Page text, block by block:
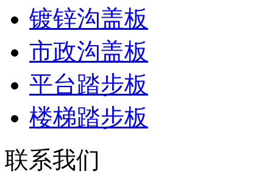
镀锌沟盖板
市政沟盖板
平台踏步板
楼梯踏步板
联系我们